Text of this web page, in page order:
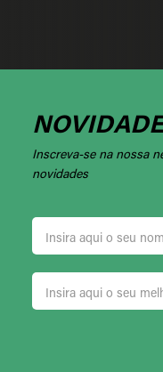
Inscreva-se na nossa
novidades